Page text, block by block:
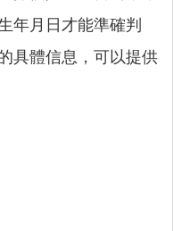
年月日才能準確判
具體信息，可以提供